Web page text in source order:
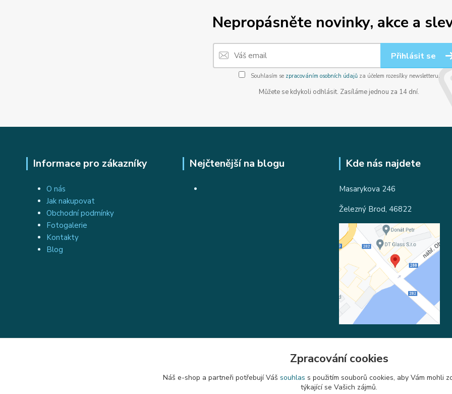
Nepropásněte novinky, akce a
Přihlásit se
Souhlasím se zpracováním osobních údajůza účelem rozesílky newsletteru.
Můžete se kdykoli odhlásit. Zasíláme jednou za 14 dní.
Informace pro zákazníky
O nás
Jak nakupovat
Obchodní podmínky
Fotogalerie
Kontakty
Blog
Nejčtenější na blogu Kde nás najdete
Masarykova 246
Železný Brod, 46822
Zpracování cookies
Náš e-shop a partneři potřebují Váš souhlas s použitím souborů cookies, aby Vám mohli
týkající se Vašich zájmů.